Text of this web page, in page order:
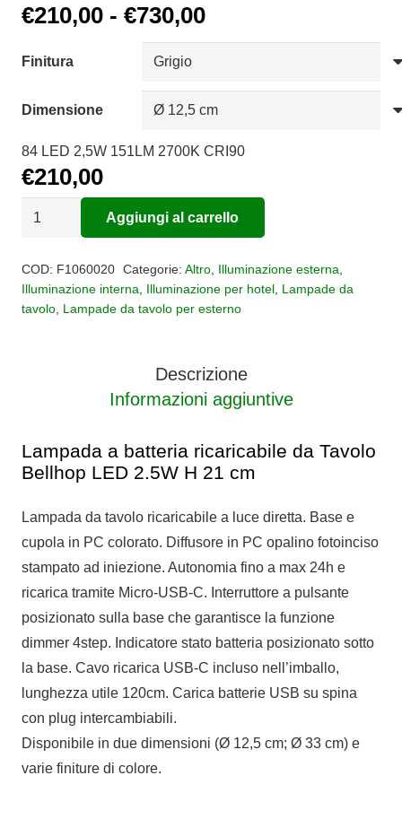
€210,00 - €730,00Fascia
di
da
€210,00
a
€730,00
Finitura
Dimensione
84 LED 2,5W 151LM 2700K CRI90
€210,00
Lampada
ricaricabile
led
quantità
Aggiungi al carrello
COD: F1060020 Categorie: Altro, Illuminazione esterna
Illuminazione interna
Illuminazione per hotel Lampade da
tavolo Lampade da tavolo per esterno
Descrizione
Informazioni aggiuntive
Lampada a batteria ricaricabile da Tavolo
Bellhop LED 2.5W H 21 cm
Lampada da tavolo ricaricabile a luce diretta. Base e
cupola in PC colorato. Diffusore in PC opalino fotoinciso
stampato ad iniezione. Autonomia fino a max 24h e
ricarica tramite Micro-USB-C. Interruttore a pulsante
posizionato sulla base che garantisce la funzione
dimmer 4step. Indicatore stato batteria posizionato sotto
la base. Cavo ricarica USB-C incluso nell’imballo,
lunghezza utile 120cm. Carica batterie USB su spina
con plug intercambiabili.
Disponibile in due dimensioni (Ø 12,5 cm; Ø 33 cm) e
varie finiture di colore.